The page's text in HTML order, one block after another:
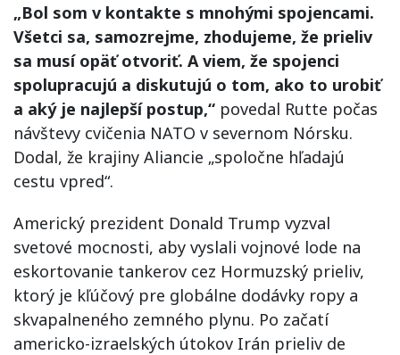
„Bol som v kontakte s mnohými spojencami.
Všetci sa, samozrejme, zhodujeme, že prieliv
sa musí opäť otvoriť. A viem, že spojenci
spolupracujú a diskutujú o tom, ako to urobiť
a aký je najlepší postup,“ povedal Rutte počas
návštevy cvičenia NATO v severnom Nórsku.
Dodal, že krajiny Aliancie „spoločne hľadajú
cestu vpred“.
Americký prezident Donald Trump vyzval
svetové mocnosti, aby vyslali vojnové lode na
eskortovanie tankerov cez Hormuzský prieliv,
ktorý je kľúčový pre globálne dodávky ropy a
skvapalneného zemného plynu. Po začatí
americko-izraelských útokov Irán prieliv de